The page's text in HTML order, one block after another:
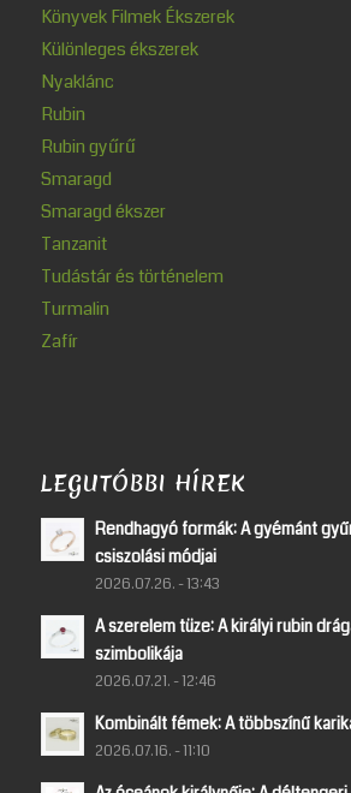
Könyvek Filmek Ékszerek
Különleges ékszerek
Nyaklánc
Rubin
Rubin gyűrű
Smaragd
Smaragd ékszer
Tanzanit
Tudástár és történelem
Turmalin
Zafír
LEGUTÓBBI HÍREK
Rendhagyó formák: A gyémánt
csiszolási módjai
2026.07.26. - 13:43
A szerelem tüze: A királyi rubin
szimbolikája
2026.07.21. - 12:46
Kombinált fémek: A többszínű
2026.07.16. - 11:10